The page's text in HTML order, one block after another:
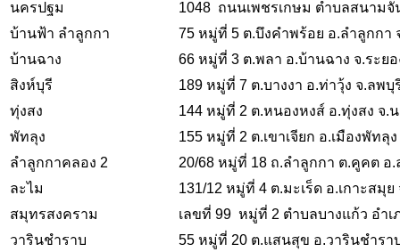
นครปฐม
1048 ถนนเพชรเกษม ตำบลสนาม
บ้านฟ้า ลำลูกกา
75 หมู่ที่ 5 ต.บึงคำพร้อย อ.ลำลูกกา
บ้านฉาง
66 หมู่ที่ 3 ต.พลา อ.บ้านฉาง จ.ระยอ
สิงห์บุรี
189 หมู่ที่ 7 ต.บางงา อ.ท่าวุ้ง จ.ลพบุ
ทุ่งสง
144 หมู่ที่ 2 ต.หนองหงส์ อ.ทุ่งสง จ.
พัทลุง
155 หมู่ที่ 2 ต.เขาเจียก อ.เมืองพัทลุ
ลำลูกกาคลอง 2
20/68 หมู่ที่ 18 ถ.ลำลูกกา ต.คูคต อ
ละไม
131/12 หมู่ที่ 4 ต.มะเร็ด อ.เกาะสมุ
สมุทรสงคราม
เลขที่ 99 หมู่ที่ 2 ตำบลบางแก้ว อำ
วารินชำราบ
55 หมู่ที่ 20 ต.แสนสุข อ.วารินชำรา